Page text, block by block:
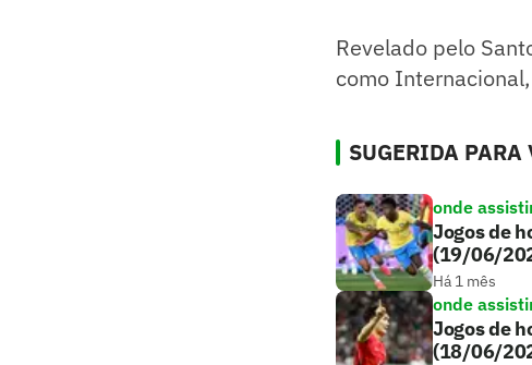
Revelado pelo
como
SUGERIDA PARA
onde
Jogos de
(19/06/
Há 1 mês
onde
Jogos de
(18/06/